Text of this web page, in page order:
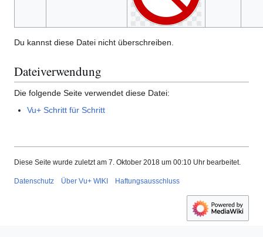
Du kannst diese Datei nicht überschreiben.
Dateiverwendung
Die folgende Seite verwendet diese Datei:
Vu+ Schritt für Schritt
Diese Seite wurde zuletzt am 7. Oktober 2018 um 00:10 Uhr bearbeitet.
Datenschutz Über Vu+ WIKI Haftungsausschluss